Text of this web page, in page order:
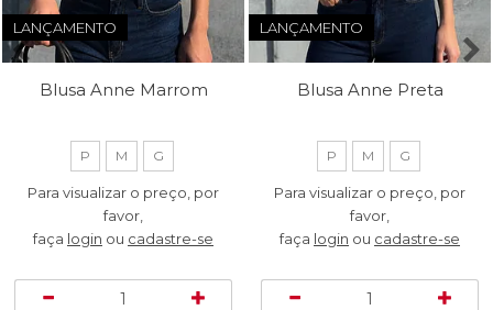
LANÇAMENTO
Blusa Anne Marrom
P M G
Para visualizar o preço, por
favor,
faça login ou cadastre-se
LANÇAMENTO
Blusa Anne Preta
P M G
Para visualizar o preço, por
favor,
faça login ou cadastre-se